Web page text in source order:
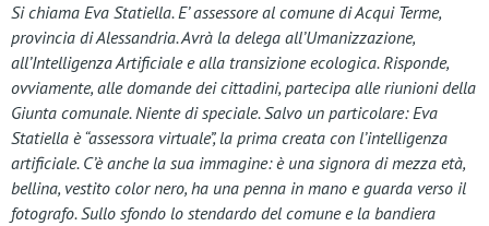
Si chiama Eva Statiella. E’ assessore al comune di Acqui Terme,
provincia di Alessandria. Avrà la delega all’Umanizzazione,
all’Intelligenza Artificiale e alla transizione ecologica. Risponde,
ovviamente, alle domande dei cittadini, partecipa alle riunioni della
Giunta comunale. Niente di speciale. Salvo un particolare: Eva
Statiella è “assessora virtuale”, la prima creata con l’intelligenza
artificiale. C’è anche la sua immagine: è una signora di mezza età,
bellina, vestito color nero, ha una penna in mano e guarda verso il
fotografo. Sullo sfondo lo stendardo del comune e la bandiera